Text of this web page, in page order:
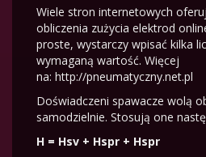
Wiele stron internetowych
obliczenia zużycia elektrod
proste, wystarczy wpisać kilka
wymaganą wartość. Więcej
na: http://pneumatyczny.net.pl
Doświadczeni spawacze wolą
samodzielnie. Stosują one
H = Hsv + Hspr + Hspr